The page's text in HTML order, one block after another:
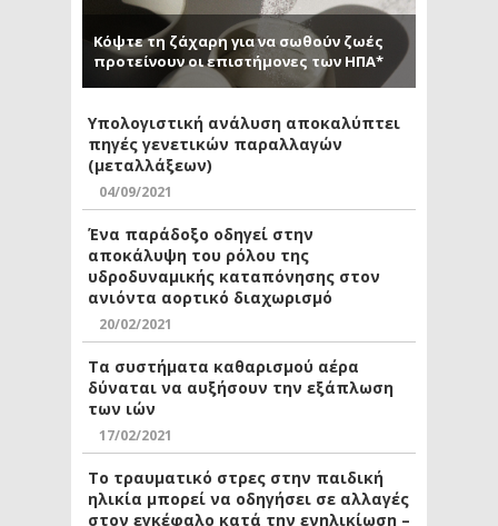
Κόψτε τη ζάχαρη για να σωθούν ζωές
προτείνουν οι επιστήμονες των ΗΠΑ*
Υπολογιστική ανάλυση αποκαλύπτει
πηγές γενετικών παραλλαγών
(μεταλλάξεων)
04/09/2021
Ένα παράδοξο οδηγεί στην
αποκάλυψη του ρόλου της
υδροδυναμικής καταπόνησης στον
ανιόντα αορτικό διαχωρισμό
20/02/2021
Τα συστήματα καθαρισμού αέρα
δύναται να αυξήσουν την εξάπλωση
των ιών
17/02/2021
Το τραυματικό στρες στην παιδική
ηλικία μπορεί να οδηγήσει σε αλλαγές
στον εγκέφαλο κατά την ενηλικίωση –